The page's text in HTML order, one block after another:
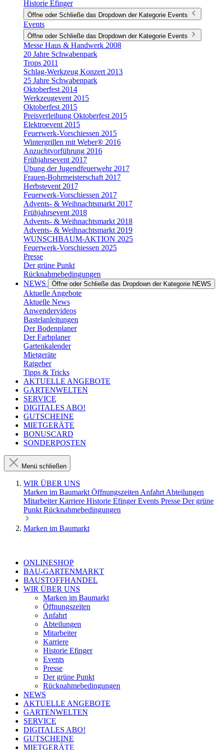
Historie Efinger
Öffne oder Schließe das Dropdown der Kategorie Events
Events
Öffne oder Schließe das Dropdown der Kategorie Events
Messe Haus & Handwerk 2008
20 Jahre Schwabenpark
Trops 2011
Schlag-Werkzeug Konzert 2013
25 Jahre Schwabenpark
Oktoberfest 2014
Werkzeugevent 2015
Oktoberfest 2015
Preisverleihung Oktoberfest 2015
Elektroevent 2015
Feuerwerk-Vorschiessen 2015
Wintergrillen mit Weber® 2016
Anzuchtvorführung 2016
Frühjahrsevent 2017
Übung der Jugendfeuerwehr 2017
Frauen-Bohrmeisterschaft 2017
Herbstevent 2017
Feuerwerk-Vorschiessen 2017
Advents- & Weihnachtsmarkt 2017
Frühjahrsevent 2018
Advents- & Weihnachtsmarkt 2018
Advents- & Weihnachtsmarkt 2019
WUNSCHBAUM-AKTION 2025
Feuerwerk-Vorschiessen 2025
Presse
Der grüne Punkt
Rücknahmebedingungen
NEWS
Öffne oder Schließe das Dropdown der Kategorie NEWS
Aktuelle Angebote
Aktuelle News
Anwendervideos
Bastelanleitungen
Der Bodenplaner
Der Farbplaner
Gartenkalender
Mietgeräte
Ratgeber
Tipps & Tricks
AKTUELLE ANGEBOTE
GARTENWELTEN
SERVICE
DIGITALES ABO!
GUTSCHEINE
MIETGERÄTE
BONUSCARD
SONDERPOSTEN
Menü schließen
WIR ÜBER UNS
Marken im Baumarkt Öffnungszeiten Anfahrt Abteilungen
MitarbeiterKarriere Historie EfingerEvents Presse Der grüne
Punkt Rücknahmebedingungen
Marken im Baumarkt
ONLINESHOP
BAU-GARTENMARKT
BAUSTOFFHANDEL
WIR ÜBER UNS
Marken im Baumarkt
Öffnungszeiten
Anfahrt
Abteilungen
Mitarbeiter
Karriere
Historie Efinger
Events
Presse
Der grüne Punkt
Rücknahmebedingungen
NEWS
AKTUELLE ANGEBOTE
GARTENWELTEN
SERVICE
DIGITALES ABO!
GUTSCHEINE
MIETGERÄTE